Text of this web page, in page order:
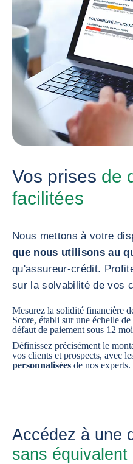
Vos prises de
facilitées
Nous mettons à votre
que nous utilisons au
qu'assureur-crédit.
sur la solvabilité de vos
Mesurez la solidité financière
Score, établi sur une échelle
défaut de paiement sous 12
Définissez précisément le
vos clients et prospects, avec
personnalisées de nos experts.
Accédez à une
sans équivalent